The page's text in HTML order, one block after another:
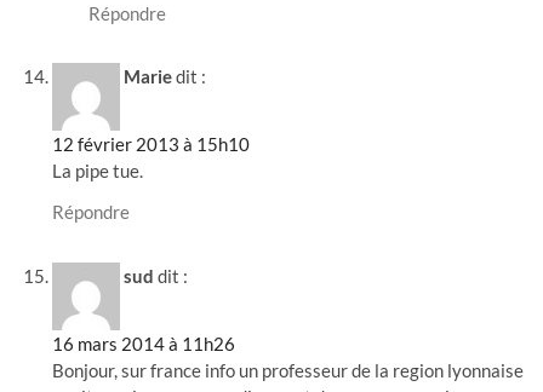
Répondre
Mariedit :
12 février 2013 à 15h10
La pipe tue.
Répondre
sud dit :
16 mars 2014 à 11h26
Bonjour, sur france info un professeur de la region lyonnaise